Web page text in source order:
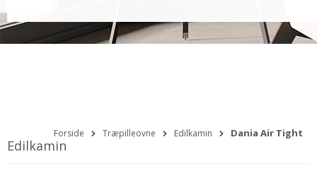
Forside Træpilleovne Edilkamin Dania Air Tight
Edilkamin